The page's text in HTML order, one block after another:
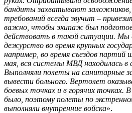
бандиты захватывают заложников,
требований всегда звучит –
важно, чтобы экипаж был
действовать в такой ситуации. Мы
дежурство во время крупных
например, во время съездов партий
мая, вся системы МВД находилась в
Выполняли полеты на санитарные
вывести больного. Вертолет
боевых точках и в горячих
было, поэтому полеты по
выполняли внутренние войска».